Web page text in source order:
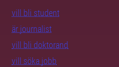
vill bli student
är journalist
vill bli doktorand
vill söka jobb